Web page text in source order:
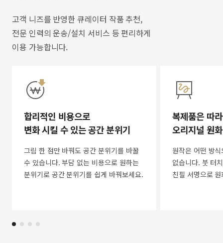
고객 니즈를 반영한 큐레이터 작품 추천,
전문 인력의 운송/설치 서비스 등 편리하게
이용 가능합니다.
합리적인 비용으로
변화 시킬 수 있는 공간 분위기
그림 한 점만 바꿔도 공간 분위기를 바꿀
수 있습니다. 부담 없는 비용으로 원하는
분위기로 공간 분위기를 쉽게 바꿔보세요.
복제품은 따
오리지널 원
원작은 어떤 방
없습니다. 붓 터
친필 서명으로